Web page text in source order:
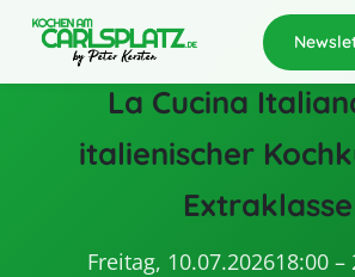
La Cucina
italienischer
Extraklasse
Freitag, 10.07.202618:00 –